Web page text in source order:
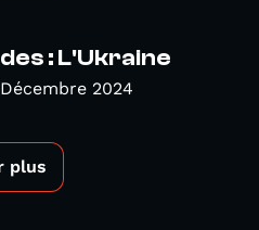
: L'Ukraine
2024
plus